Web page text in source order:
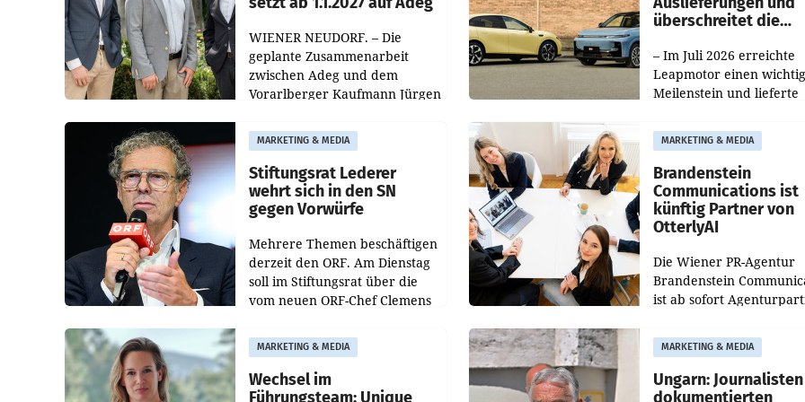
WIENER NEUDORF. – Die
geplante Zusammenarbeit
zwischen Adeg und dem
Vorarlberger Kaufmann Jürgen
freigegeben: Die
Bundeswettbewerbsbehörde
und der Bundeskartellanwalt
überschreitet die
– Im Juli 2026 erreichte
Leapmotor einen
Meilenstein und lieferte
aus, womit sich das
gegenüber Juli 2025
verdoppelte (+102
MARKETING & MEDIA
Stiftungsrat Lederer
wehrt sich in den SN
gegen Vorwürfe
Mehrere Themen beschäftigen
derzeit den ORF. Am Dienstag
soll im Stiftungsrat über die
vom neuen ORF-Chef Clemens
Besetzungen für die
Direktionen abgestimmt
werden.
MARKETING & MEDIA
Brandenstein
Communications ist
künftig Partner von
OtterlyAI
Die Wiener PR-Agentur
Brandenstein
ist ab sofort
Optimierungsplattform
OtterlyAI. Damit baut die
Agentur ihr
MARKETING & MEDIA
Wechsel im
Führungsteam: Unique
MARKETING & MEDIA
Ungarn: Journalisten
dokumentierten